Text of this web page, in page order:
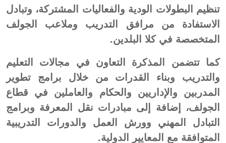
تنظيم البطولات الودية والفعاليات المشتركة، وتبادل
الاستفادة من مرافق التدريب وملاعب الجولف
المتخصصة في كلا البلدين.
كما تتضمن المذكرة التعاون في مجالات التعليم
والتدريب وبناء القدرات من خلال برامج تطوير
المدربين والإداريين والحكام والعاملين في قطاع
الجولف، إضافة إلى مبادرات نقل المعرفة وبرامج
التبادل المهني وورش العمل والدورات التدريبية
المتوافقة مع المعايير الدولية.